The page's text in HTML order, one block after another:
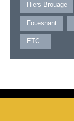
Hiers-Brouage
Fouesnant
ETC...